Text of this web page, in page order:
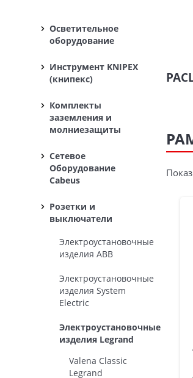
Осветительное
оборудование
Инструмент KNIPEX
(книпекс)
Комплекты
заземления и
молниезащиты
Сетевое
Оборудование
Cabeus
Розетки и
выключатели
Электроустановочные
изделия ABB
Электроустановочные
изделия System
Electric
Электроустановочные
изделия Legrand
Valena Classic
Legrand